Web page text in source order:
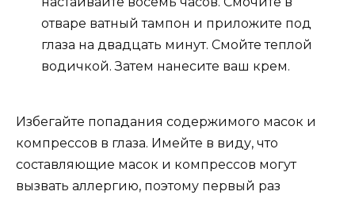
отваре ватный тампон и приложите под
глаза на двадцать минут. Смойте теплой
водичкой. Затем нанесите ваш крем.
Избегайте попадания содержимого масок и
компрессов в глаза. Имейте в виду, что
составляющие масок и компрессов могут
вызвать аллергию, поэтому первый раз